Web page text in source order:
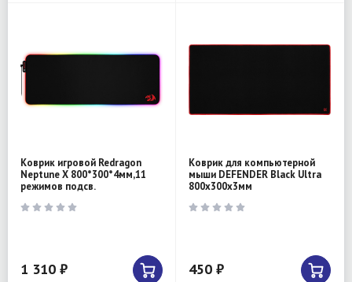
Коврик игровой Redragon
Neptune X 800*300*4мм,11
режимов подсв.
1 310 ₽
Коврик для компьютерной
мыши DEFENDER Black Ultra
800х300х3мм
450 ₽